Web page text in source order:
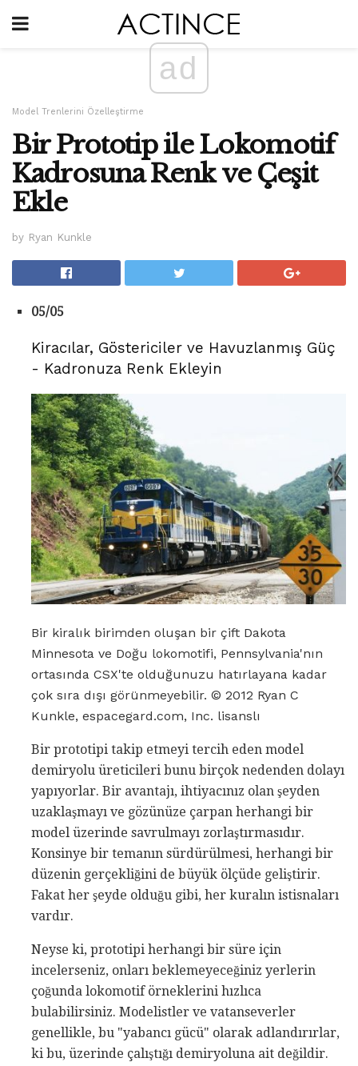
ad
Model Trenlerini Özelleştirme
Bir Prototip ile Lokomotif
Kadrosuna Renk ve Çeşit
Ekle
by Ryan Kunkle
05/05
Kiracılar, Göstericiler ve Havuzlanmış Güç
- Kadronuza Renk Ekleyin
Bir kiralık birimden oluşan bir çift Dakota
Minnesota ve Doğu lokomotifi, Pennsylvania'nın
ortasında CSX'te olduğunuzu hatırlayana kadar
çok sıra dışı görünmeyebilir. © 2012 Ryan C
Kunkle, espacegard.com, Inc. lisanslı
Bir prototipi takip etmeyi tercih eden model
demiryolu üreticileri bunu birçok nedenden dolayı
yapıyorlar. Bir avantajı, ihtiyacınız olan şeyden
uzaklaşmayı ve gözünüze çarpan herhangi bir
model üzerinde savrulmayı zorlaştırmasıdır.
Konsinye bir temanın sürdürülmesi, herhangi bir
düzenin gerçekliğini de büyük ölçüde geliştirir.
Fakat her şeyde olduğu gibi, her kuralın istisnaları
vardır.
Neyse ki, prototipi herhangi bir süre için
incelerseniz, onları beklemeyeceğiniz yerlerin
çoğunda lokomotif örneklerini hızlıca
bulabilirsiniz. Modelistler ve vatanseverler
genellikle, bu "yabancı gücü" olarak adlandırırlar,
ki bu, üzerinde çalıştığı demiryoluna ait değildir.